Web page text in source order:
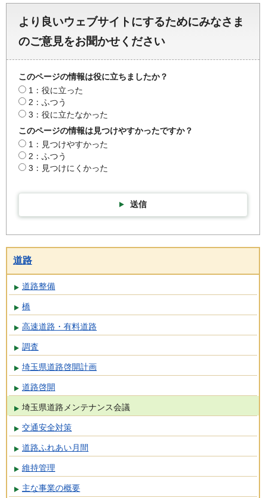
より良いウェブサイトにするためにみなさま
のご意見をお聞かせください
このページの情報は役に立ちましたか？
1：役に立った
2：ふつう
3：役に立たなかった
このページの情報は見つけやすかったですか？
1：見つけやすかった
2：ふつう
3：見つけにくかった
送信
道路
道路整備
橋
高速道路・有料道路
調査
埼玉県道路啓開計画
道路啓開
埼玉県道路メンテナンス会議
交通安全対策
道路ふれあい月間
維持管理
主な事業の概要